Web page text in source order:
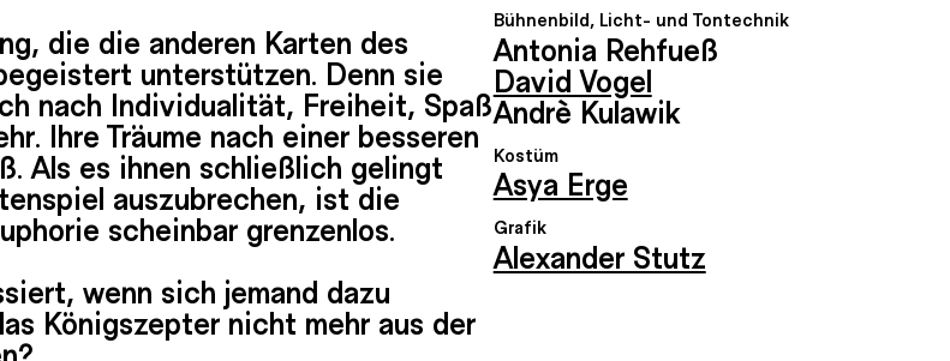
die die anderen Karten des
unterstützen. Denn sie
nach Individualität, Freiheit, Spaß
Ihre Träume nach einer besseren
Als es ihnen schließlich gelingt
auszubrechen, ist die
scheinbar grenzenlos.
wenn sich jemand dazu
Königszepter nicht mehr aus der
Bühnenbild, Licht- und Tontechnik
Antonia Rehfueß
David Vogel
Andrè Kulawik
Kostüm
Asya Erge
Grafik
Alexander Stutz